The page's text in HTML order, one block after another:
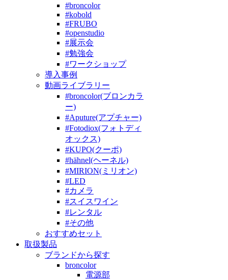
#broncolor
#kobold
#FRUBO
#openstudio
#展示会
#勉強会
#ワークショップ
導入事例
動画ライブラリー
#broncolor(ブロンカラ
ー)
#Aputure(アプチャー)
#Fotodiox(フォトディ
オックス)
#KUPO(クーポ)
#hähnel(ヘーネル)
#MIRION(ミリオン)
#LED
#カメラ
#スイスワイン
#レンタル
#その他
おすすめセット
取扱製品
ブランドから探す
broncolor
電源部